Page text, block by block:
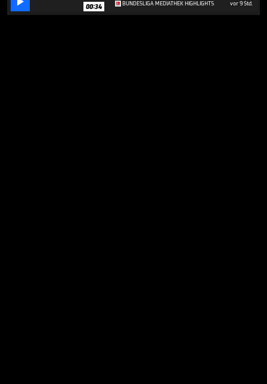
00:34 BUNDESLIGA MEDIATHEK HIGHLIGHTS vor 9 Std.